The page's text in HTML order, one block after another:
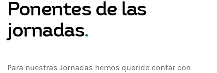
Ponentes de las
jornadas.
Para nuestras Jornadas hemos querido contar con